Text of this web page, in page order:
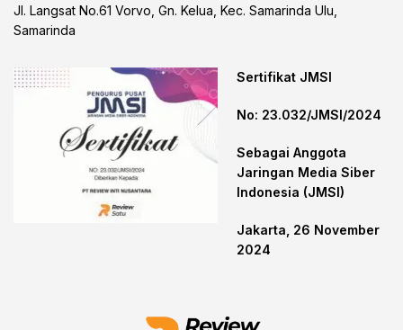
Jl. Langsat No.61 Vorvo, Gn. Kelua, Kec. Samarinda Ulu,
Samarinda
Sertifikat JMSI
No: 23.032/JMSI/2024
Sebagai Anggota
Jaringan Media Siber
Indonesia (JMSI)
Jakarta, 26 November
2024